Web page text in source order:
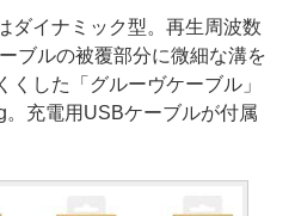
ダイナミック型。再生周波数
ブルの被覆部分に微細な溝を
くした「グルーヴケーブル」
充電用USBケーブルが付属